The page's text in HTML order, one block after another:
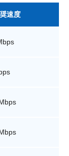
速度